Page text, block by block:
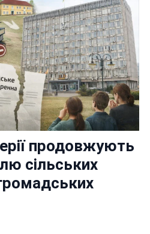
продовжують
сільських